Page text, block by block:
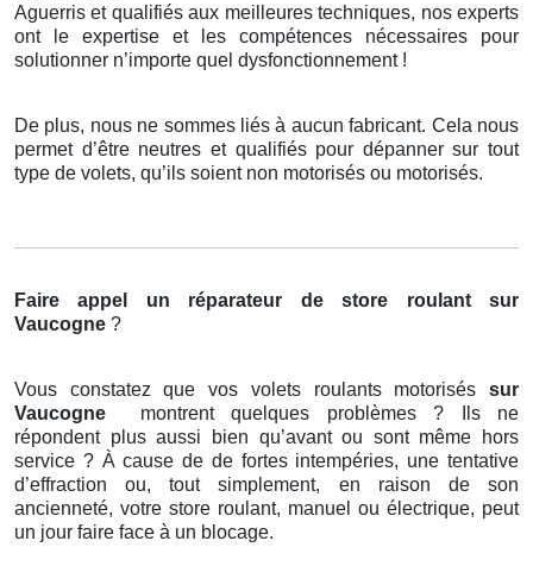
Aguerris et qualifiés aux meilleures techniques, nos experts
ont le expertise et les compétences nécessaires pour
solutionner n’importe quel dysfonctionnement !
De plus, nous ne sommes liés à aucun fabricant. Cela nous
permet d’être neutres et qualifiés pour dépanner sur tout
type de volets, qu’ils soient non motorisés ou motorisés.
Faire appel un réparateur de store roulant
sur
Vaucogne ?
Vous constatez que vos volets roulants motorisés sur
Vaucogne
montrent quelques problèmes ? Ils ne
répondent plus aussi bien qu’avant ou sont même hors
service ? À cause de de fortes intempéries, une tentative
d’effraction ou, tout simplement, en raison de son
ancienneté, votre store roulant, manuel ou électrique, peut
un jour faire face à un blocage.